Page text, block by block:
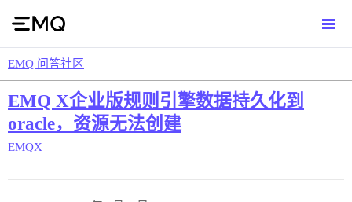
EMQ 问答社区
EMQ X企业版规则引擎数据持久化到
oracle，资源无法创建
EMQX